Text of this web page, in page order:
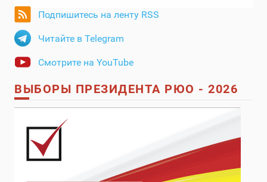
Подпишитесь на ленту RSS
Читайте в Telegram
Смотрите на YouTube
ВЫБОРЫ ПРЕЗИДЕНТА РЮО - 2026